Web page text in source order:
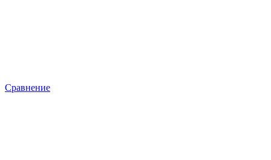
Сравнение